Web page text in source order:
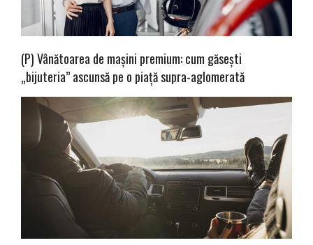
(P) Vânătoarea de mașini premium: cum găsești
„bijuteria” ascunsă pe o piață supra-aglomerată